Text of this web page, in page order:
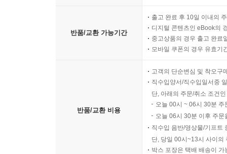
반품/교환 가능기간
출고 완료 후 10일 이내의
디지털 콘텐츠인 eBook의
중고상품의 경우 출고 완료
모바일 쿠폰의 경우 유효기
반품/교환 비용
고객의 단순변심 및 착오구
직수입양서/직수입일서중
단, 아래의 주문/취소 조건
오늘 00시 ~ 06시 30분
오늘 06시 30분 이후 주
직수입 음반/영상물/기프트
단, 당일 00시~13시 사이의
박스 포장은 택배 배송이